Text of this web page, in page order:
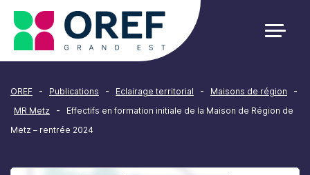
OREF - Publications - Eclairage territorial - Maisons de région -
MR Metz -
Effectifs en formation initiale de la Maison de Région de
Metz – rentrée 2024